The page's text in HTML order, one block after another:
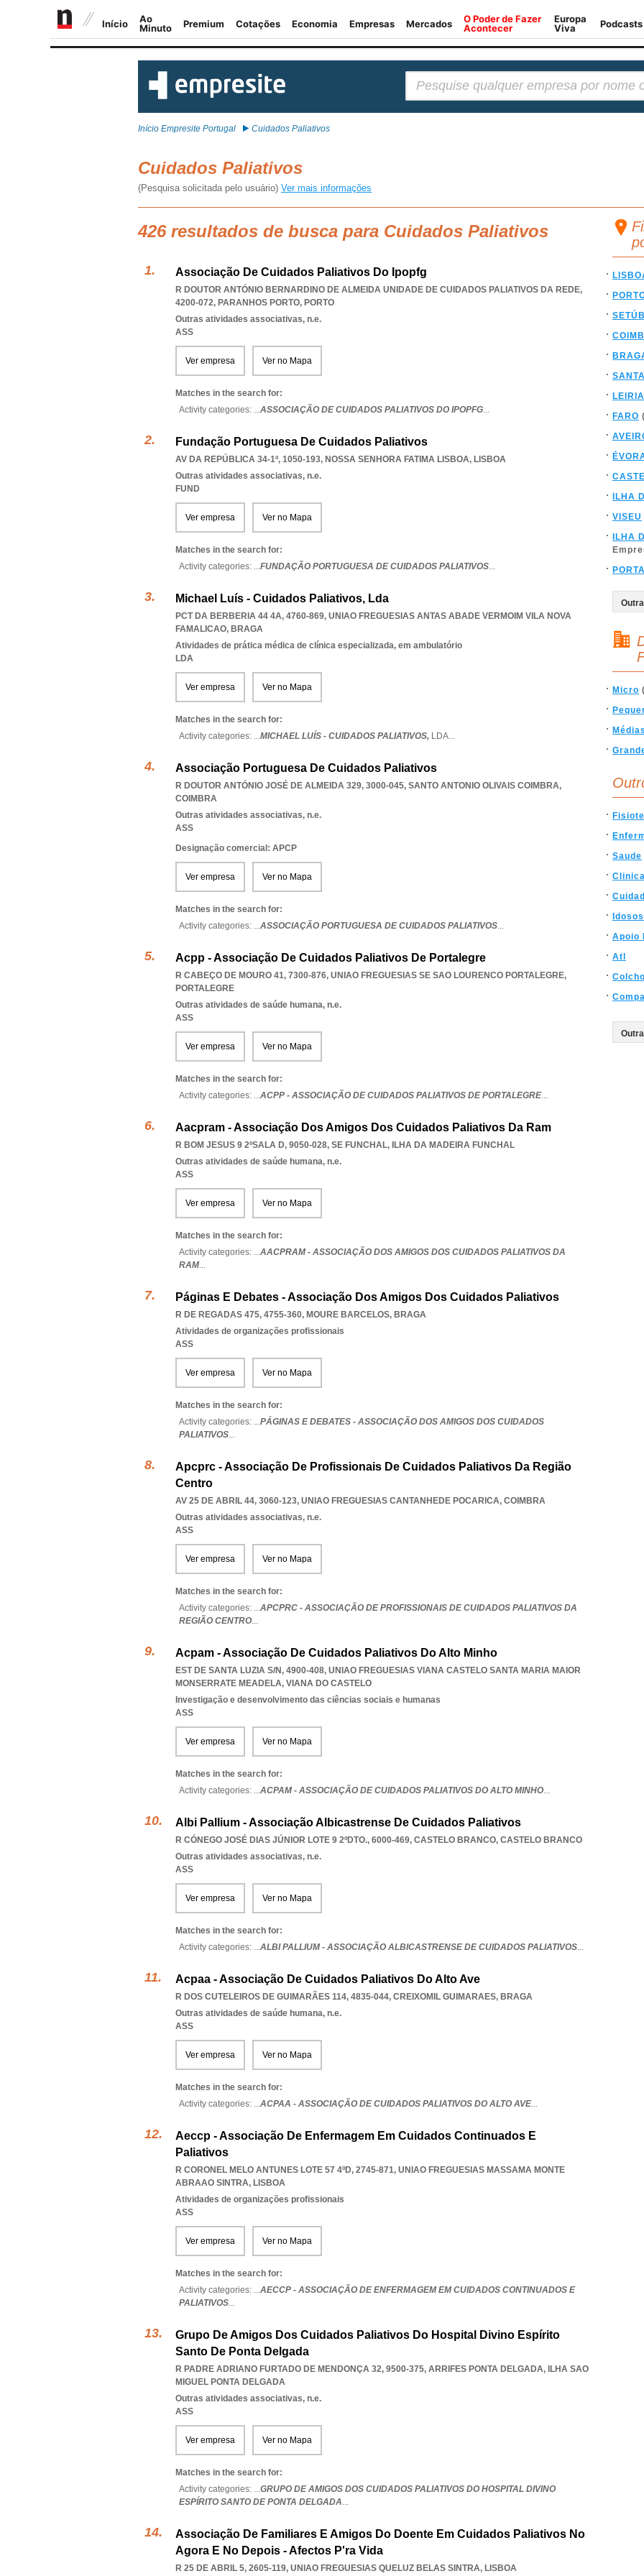
Início Empresite Portugal Cuidados Paliativos
Cuidados Paliativos
(Pesquisa solicitada pelo usuário) Ver mais informações
426 resultados de busca para Cuidados Paliativos
Associação De Cuidados Paliativos Do Ipopfg
R DOUTOR ANTÓNIO BERNARDINO DE ALMEIDA UNIDADE DE CUIDADOS PALIATIVOS DA REDE,
4200-072, PARANHOS PORTO, PORTO
Outras atividades associativas, n.e.
ASS
Ver empresa Ver no Mapa
Matches in the search for:
Activity categories: ...ASSOCIAÇÃO DE CUIDADOS PALIATIVOS DO IPOPFG...
Fundação Portuguesa De Cuidados Paliativos
AV DA REPÚBLICA 34-1º, 1050-193, NOSSA SENHORA FATIMA LISBOA, LISBOA
Outras atividades associativas, n.e.
FUND
Ver empresa Ver no Mapa
Matches in the search for:
Activity categories: ...FUNDAÇÃO PORTUGUESA DE CUIDADOS PALIATIVOS...
Michael Luís - Cuidados Paliativos, Lda
PCT DA BERBERIA 44 4A, 4760-869, UNIAO FREGUESIAS ANTAS ABADE VERMOIM VILA NOVA
FAMALICAO, BRAGA
Atividades de prática médica de clínica especializada, em ambulatório
LDA
Ver empresa Ver no Mapa
Matches in the search for:
Activity categories: ...MICHAEL LUÍS - CUIDADOS PALIATIVOS, LDA...
Associação Portuguesa De Cuidados Paliativos
R DOUTOR ANTÓNIO JOSÉ DE ALMEIDA 329, 3000-045, SANTO ANTONIO OLIVAIS COIMBRA,
COIMBRA
Outras atividades associativas, n.e.
ASS
Designação comercial: APCP
Ver empresa Ver no Mapa
Matches in the search for:
Activity categories: ...ASSOCIAÇÃO PORTUGUESA DE CUIDADOS PALIATIVOS...
Acpp - Associação De Cuidados Paliativos De Portalegre
R CABEÇO DE MOURO 41, 7300-876, UNIAO FREGUESIAS SE SAO LOURENCO PORTALEGRE,
PORTALEGRE
Outras atividades de saúde humana, n.e.
ASS
Ver empresa Ver no Mapa
Matches in the search for:
Activity categories: ...ACPP - ASSOCIAÇÃO DE CUIDADOS PALIATIVOS DE PORTALEGRE...
Aacpram - Associação Dos Amigos Dos Cuidados Paliativos Da Ram
R BOM JESUS 9 2ºSALA D, 9050-028, SE FUNCHAL, ILHA DA MADEIRA FUNCHAL
Outras atividades de saúde humana, n.e.
ASS
Ver empresa Ver no Mapa
Matches in the search for:
Activity categories: ...AACPRAM - ASSOCIAÇÃO DOS AMIGOS DOS CUIDADOS PALIATIVOS DA
RAM...
Páginas E Debates - Associação Dos Amigos Dos Cuidados Paliativos
R DE REGADAS 475, 4755-360, MOURE BARCELOS, BRAGA
Atividades de organizações profissionais
ASS
Ver empresa Ver no Mapa
Matches in the search for:
Activity categories: ...PÁGINAS E DEBATES - ASSOCIAÇÃO DOS AMIGOS DOS CUIDADOS
PALIATIVOS...
Apcprc - Associação De Profissionais De Cuidados Paliativos Da Região
Centro
AV 25 DE ABRIL 44, 3060-123, UNIAO FREGUESIAS CANTANHEDE POCARICA, COIMBRA
Outras atividades associativas, n.e.
ASS
Ver empresa Ver no Mapa
Matches in the search for:
Activity categories: ...APCPRC - ASSOCIAÇÃO DE PROFISSIONAIS DE CUIDADOS PALIATIVOS DA
REGIÃO CENTRO...
Acpam - Associação De Cuidados Paliativos Do Alto Minho
EST DE SANTA LUZIA S/N, 4900-408, UNIAO FREGUESIAS VIANA CASTELO SANTA MARIA MAIOR
MONSERRATE MEADELA, VIANA DO CASTELO
Investigação e desenvolvimento das ciências sociais e humanas
ASS
Ver empresa Ver no Mapa
Matches in the search for:
Activity categories: ...ACPAM - ASSOCIAÇÃO DE CUIDADOS PALIATIVOS DO ALTO MINHO...
Albi Pallium - Associação Albicastrense De Cuidados Paliativos
R CÓNEGO JOSÉ DIAS JÚNIOR LOTE 9 2ºDTO., 6000-469, CASTELO BRANCO, CASTELO BRANCO
Outras atividades associativas, n.e.
ASS
Ver empresa Ver no Mapa
Matches in the search for:
Activity categories: ...ALBI PALLIUM - ASSOCIAÇÃO ALBICASTRENSE DE CUIDADOS PALIATIVOS...
Acpaa - Associação De Cuidados Paliativos Do Alto Ave
R DOS CUTELEIROS DE GUIMARÃES 114, 4835-044, CREIXOMIL GUIMARAES, BRAGA
Outras atividades de saúde humana, n.e.
ASS
Ver empresa Ver no Mapa
Matches in the search for:
Activity categories: ...ACPAA - ASSOCIAÇÃO DE CUIDADOS PALIATIVOS DO ALTO AVE...
Aeccp - Associação De Enfermagem Em Cuidados Continuados E
Paliativos
R CORONEL MELO ANTUNES LOTE 57 4ºD, 2745-871, UNIAO FREGUESIAS MASSAMA MONTE
ABRAAO SINTRA, LISBOA
Atividades de organizações profissionais
ASS
Ver empresa Ver no Mapa
Matches in the search for:
Activity categories: ...AECCP - ASSOCIAÇÃO DE ENFERMAGEM EM CUIDADOS CONTINUADOS E
PALIATIVOS...
Grupo De Amigos Dos Cuidados Paliativos Do Hospital Divino Espírito
Santo De Ponta Delgada
R PADRE ADRIANO FURTADO DE MENDONÇA 32, 9500-375, ARRIFES PONTA DELGADA, ILHA SAO
MIGUEL PONTA DELGADA
Outras atividades associativas, n.e.
ASS
Ver empresa Ver no Mapa
Matches in the search for:
Activity categories: ...GRUPO DE AMIGOS DOS CUIDADOS PALIATIVOS DO HOSPITAL DIVINO
ESPÍRITO SANTO DE PONTA DELGADA...
Associação De Familiares E Amigos Do Doente Em Cuidados Paliativos No
Agora E No Depois - Afectos P'ra Vida
R 25 DE ABRIL 5, 2605-119, UNIAO FREGUESIAS QUELUZ BELAS SINTRA, LISBOA
LEIRIA
FARO
ILHA
VISEU
ILHA
Micro
Médias
Saude
Clinica
Idosos
Apoio
Atl